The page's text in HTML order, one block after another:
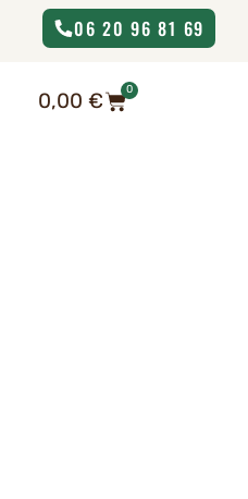
06 20 96 81 69
0,00€ 0